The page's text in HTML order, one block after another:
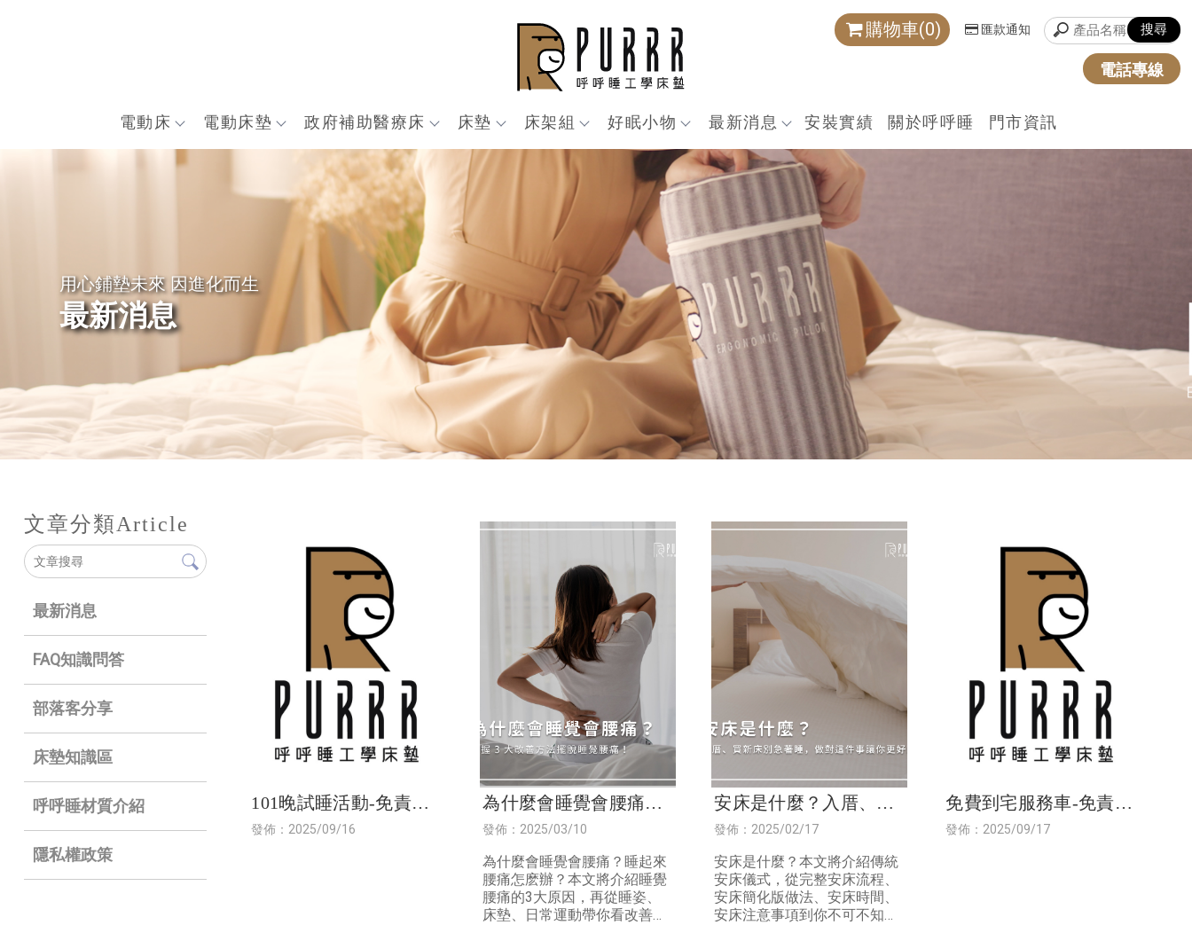
電動床 電動床墊 政府補助醫療床 床墊 床架組 好眠小物 最新消息 安裝實績 關於呼呼睡 門市資訊
購物車(0) 匯款通知
電話專線
最新消息
文章分類Article
最新消息
FAQ知識問答
部落客分享
床墊知識區
呼呼睡材質介紹
隱私權政策
101晚試睡活動-免責條
款
發佈：2025/09/16
為什麼會睡覺會腰痛？
掌握3大改善方法擺脫睡
覺腰痛！
發佈：2025/03/10
為什麼會睡覺會腰痛？睡起來
腰痛怎麽辦？本文將介紹睡覺
腰痛的3大原因，再從睡姿、
床墊、日常運動帶你看改善方
安床是什麼？入厝、買
新床別急著睡，做對這
件事讓你更好眠！
發佈：2025/02/17
安床是什麼？本文將介紹傳統
安床儀式，從完整安床流程、
安床簡化版做法、安床時間、
安床注意事項到你不可不知的
免費到宅服務車-免責條
款
發佈：2025/09/17